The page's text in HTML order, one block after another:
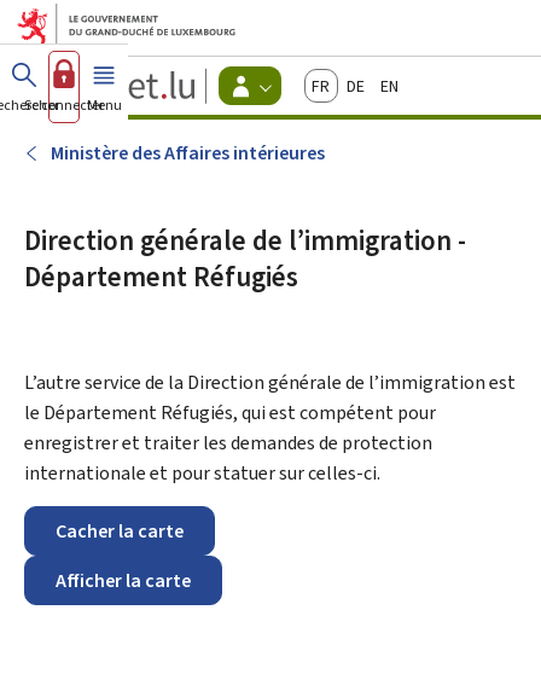
Aller au menu principal
Aller au contenu
Guichet.lu
Changer
d'espace
-
Menu
FrançaisDeutschEnglish
Se connecterMenu principal
Ministère des Affaires intérieures
Direction générale de l’immigration -
Département Réfugiés
L’autre service de la Direction générale de l’immigration est
le Département Réfugiés, qui est compétent pour
enregistrer et traiter les demandes de protection
internationale et pour statuer sur celles-ci.
Cacher la carte
Afficher la carte